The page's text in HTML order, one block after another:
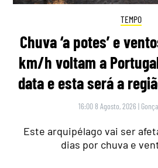
TEMPO
Chuva ‘a potes’ e
km/h voltam a
data e esta será a
16:00 8 Agosto, 2026 |
Este arquipélago vai ser
dias por chuva e